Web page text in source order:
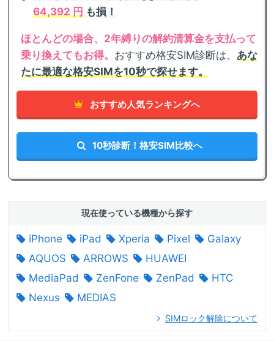
64,392 円 も損！
ほとんどの場合、2年縛りの解約清算金を支払って
乗り換えてもお得。 おすすめ格安SIM診断は、 あな
たに最適な格安SIMを10秒で探せます。
おすすめ人気ランキングへ
10秒診断！格安SIM比較へ
現在使っている機種から探す
iPhone iPad Xperia Pixel
Galaxy
AQUOS
ARROWS
HUAWEI
MediaPad
ZenFone ZenPad
HTC
Nexus
MEDIAS
SIMロック解除について